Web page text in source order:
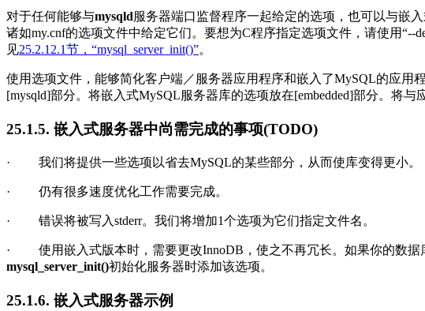
对于任何能够与mysqld服务器端口监督程序一起给定的选项，也可以与嵌
诸如my.cnf的选项文件中给定它们。 要想为C程序指定选项文件，请使用“--
见25.2.12.1节，“mysql_server_init()”。
使用选项文件，能够简化客户端／服务器应用程序和嵌入了MySQL的应用
[mysqld]部分。将嵌入式MySQL服务器库的选项放在[embedded]部分。将与
25.1.5. 嵌入式服务器中尚需完成的事项(TODO)
· 我们将提供一些选项以省去MySQL的某些部分，从而使库变得更小。
· 仍有很多速度优化工作需要完成。
· 错误将被写入stderr。我们将增加1个选项为它们指定文件名。
· 使用嵌入式版本时，需要更改InnoDB ，使之不再冗长。如果你的数据
mysql_server_init()初始化服务器时添加该选项。
25.1.6. 嵌入式服务器示例